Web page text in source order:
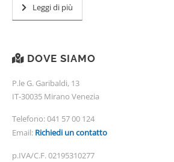
Leggi di più
DOVE SIAMO
P.le G. Garibaldi, 13
IT-30035 Mirano Venezia
Telefono:041 57 00 124
Email: Richiedi un contatto
p.IVA/C.F. 02195310277